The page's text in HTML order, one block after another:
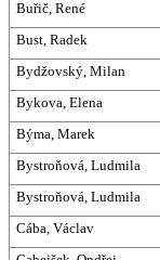
Buřič, René
Bust, Radek
Bydžovský, Milan
Bykova, Elena
Býma, Marek
Bystroňová, Ludmila
Bystroňová, Ludmila
Cába, Václav